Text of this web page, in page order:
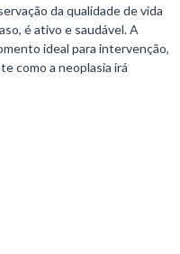
da qualidade de vida
é ativo e saudável. A
ideal para intervenção,
como a neoplasia irá